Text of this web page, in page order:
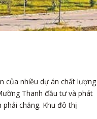
của nhiều dự án chất lượng
Thanh đầu tư và phát
chăng. Khu đô thị